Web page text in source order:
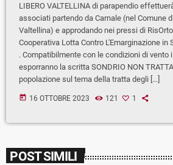
LIBERO VALTELLINA di parapendio
associati partendo da Carnale (nel Comune
Valtellina) e approdando nei pressi di
Cooperativa Lotta Contro L'Emarginazione in
. Compatibilmente con le condizioni di vento
esporranno la scritta SONDRIO NON
popolazione sul tema della tratta degli […]
today 16 OTTOBRE 2023 121 1
POST SIMILI